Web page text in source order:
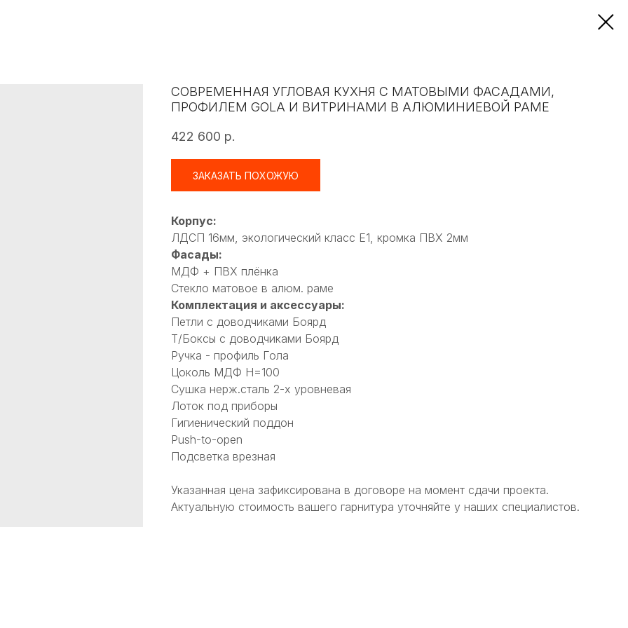
СОВРЕМЕННАЯ УГЛОВАЯ КУХНЯ С МАТОВЫМИ ФАСАДАМИ,
ПРОФИЛЕМ GOLA И ВИТРИНАМИ В АЛЮМИНИЕВОЙ РАМЕ
422 600 р.
ЗАКАЗАТЬ ПОХОЖУЮ
Корпус:
ЛДСП 16мм, экологический класс Е1, кромка ПВХ 2мм
Фасады:
МДФ + ПВХ плёнка
Стекло матовое в алюм. раме
Комплектация и аксессуары:
Петли с доводчиками Боярд
Т/Боксы с доводчиками Боярд
Ручка - профиль Гола
Цоколь МДФ Н=100
Сушка нерж.сталь 2-х уровневая
Лоток под приборы
Гигиенический поддон
Push-to-open
Подсветка врезная
Указанная цена зафиксирована в договоре на момент сдачи проекта.
Актуальную стоимость вашего гарнитура уточняйте у наших специалистов.